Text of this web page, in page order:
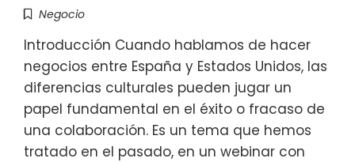
Negocio
Introducción Cuando hablamos de hacer
negocios entre España y Estados Unidos, las
diferencias culturales pueden jugar un
papel fundamental en el éxito o fracaso de
una colaboración. Es un tema que hemos
tratado en el pasado, en un webinar con